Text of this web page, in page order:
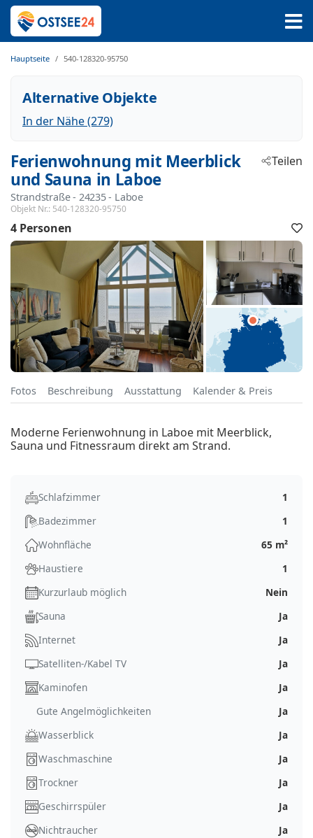
Hauptseite 540-128320-95750
Alternative Objekte
In der Nähe (279)
Ferienwohnung mit Meerblick
und Sauna in Laboe
Strandstraße - 24235 - Laboe
Objekt Nr.: 540-128320-95750
Teilen
4 Personen
Fotos Beschreibung Ausstattung Kalender & Preis
Moderne Ferienwohnung in Laboe mit Meerblick,
Sauna und Fitnessraum direkt am Strand.
Schlafzimmer
1
Badezimmer
1
Wohnfläche
65 m²
Haustiere
1
Kurzurlaub möglich
Nein
Sauna
Ja
Internet
Ja
Satelliten-/Kabel TV
Ja
Kaminofen
Ja
Gute Angelmöglichkeiten
Ja
Wasserblick
Ja
Waschmaschine
Ja
Trockner
Ja
Geschirrspüler
Ja
Nichtraucher
Ja